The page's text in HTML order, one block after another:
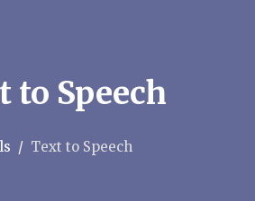
to Speech
Text to Speech